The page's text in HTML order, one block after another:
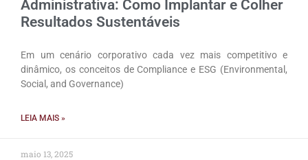
Administrativa: Como Implantar e Colher
Resultados Sustentáveis
Em um cenário corporativo cada vez mais competitivo e
dinâmico, os conceitos de Compliance e ESG (Environmental,
Social, and Governance)
LEIA MAIS »
maio 13, 2025